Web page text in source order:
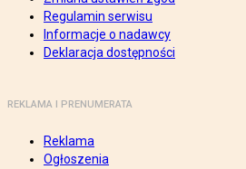
Regulamin serwisu
Informacje o nadawcy
Deklaracja dostępności
REKLAMA I PRENUMERATA
Reklama
Ogłoszenia